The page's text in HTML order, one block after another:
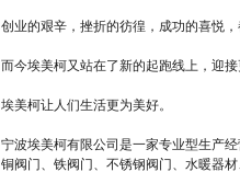
创业的艰辛，挫折的彷徨，成功的喜悦
而今埃美柯又站在了新的起跑线上，迎
埃美柯让人们生活更为美好。
宁波埃美柯有限公司是一家专业型生产
铜阀门、铁阀门、不锈钢阀门、水暖器